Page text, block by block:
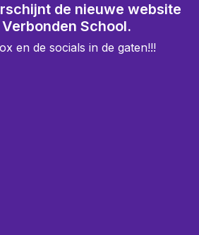
de nieuwe website
School.
en de socials in de gaten!!!